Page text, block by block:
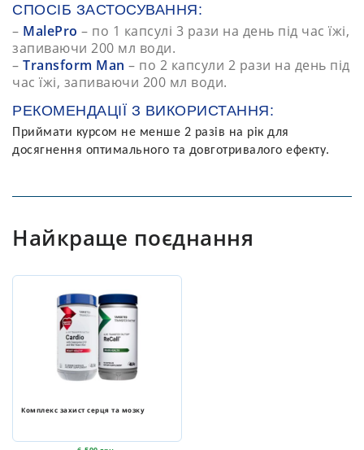
СПОСІБ ЗАСТОСУВАННЯ:
– MalePro – по 1 капсулі 3 рази на день під час їжі,
запиваючи 200 мл води.
– Transform Man – по 2 капсули 2 рази на день під
час їжі, запиваючи 200 мл води.
РЕКОМЕНДАЦІЇ З ВИКОРИСТАННЯ:
Приймати курсом не менше 2 разів на рік для
досягнення оптимального та довготривалого ефекту.
Найкраще поєднання
Комплекс захист серця та мозку